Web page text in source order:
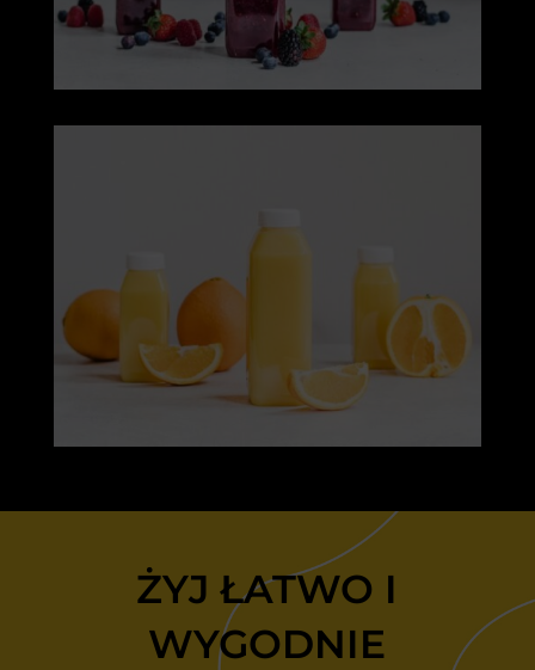
ŻYJ ŁATWO I
WYGODNIE